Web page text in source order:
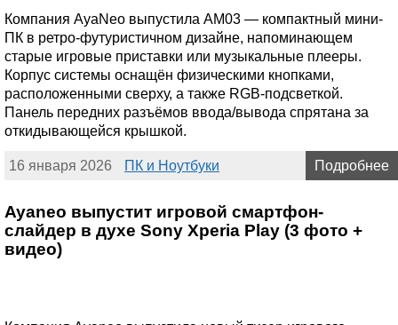
Компания AyaNeo выпустила AM03 — компактный мини-
ПК в ретро-футуристичном дизайне, напоминающем
старые игровые приставки или музыкальные плееры.
Корпус системы оснащён физическими кнопками,
расположенными сверху, а также RGB-подсветкой.
Панель передних разъёмов ввода/вывода спрятана за
откидывающейся крышкой.
16 января 2026 ПК и Ноутбуки Подробнее
Ayaneo выпустит игровой смартфон-
слайдер в духе Sony Xperia Play (3 фото +
видео)